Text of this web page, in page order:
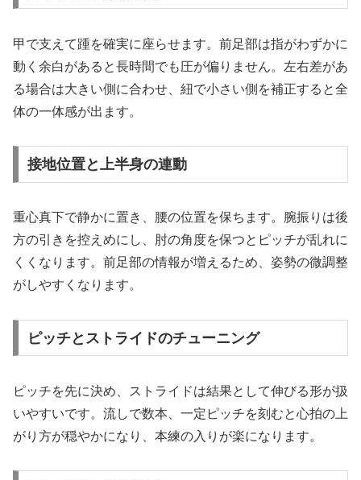
甲で支えて踵を確実に座らせます。前足部は指がわずかに
動く余白があると長時間でも圧が偏りません。左右差があ
る場合は大きい側に合わせ、紐で小さい側を補正すると全
体の一体感が出ます。
接地位置と上半身の連動
重心真下で静かに置き、腰の位置を保ちます。腕振りは後
方の引きを控えめにし、肘の角度を保つとピッチが乱れに
くくなります。前足部の情報が増えるため、姿勢の微調整
がしやすくなります。
ピッチとストライドのチューニング
ピッチを先に決め、ストライドは結果として伸びる形が扱
いやすいです。流しで数本、一定ピッチを刻むと心拍の上
がり方が穏やかになり、本練の入りが楽になります。